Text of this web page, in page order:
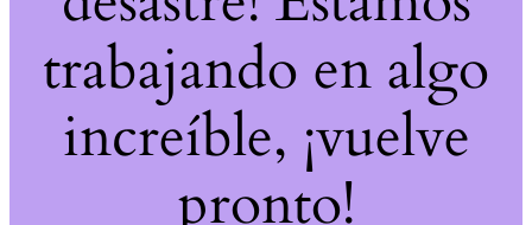
trabajando en algo
increíble, ¡vuelve
pronto!